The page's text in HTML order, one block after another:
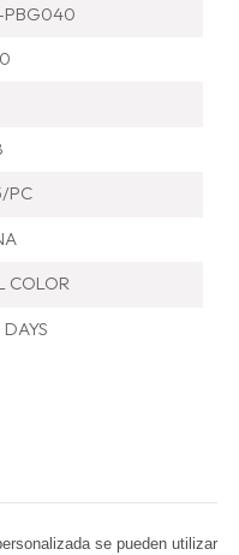
PBG040
PC
COLOR
se pueden utilizar